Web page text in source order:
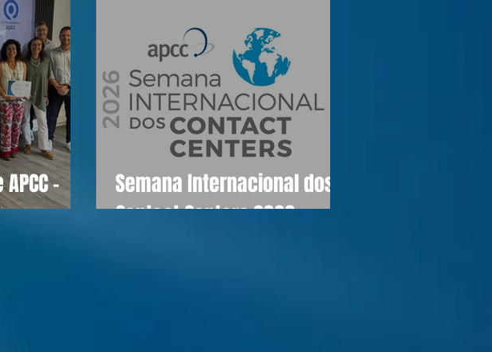
-
Semana Internacional dos
Contact Centers 2026